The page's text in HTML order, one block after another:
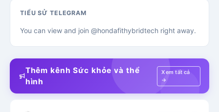
TIỂU SỬ TELEGRAM
You can view and join @hondafithybridtech right away.
Thêm kênh Sức khỏe và thể
hình
Xem tất cả
→